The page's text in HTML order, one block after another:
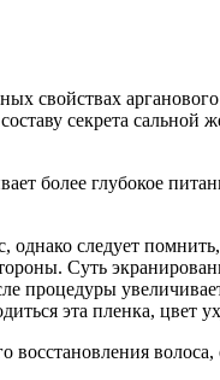
свойствах
секрета сальной
более глубокое
однако следует
Суть
процедуры
эта пленка, цвет